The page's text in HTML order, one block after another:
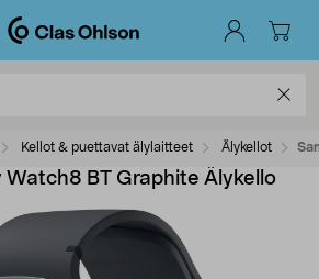
Kellot & puettavat älylaitteet Älykellot
Watch8 BT Graphite Älykello